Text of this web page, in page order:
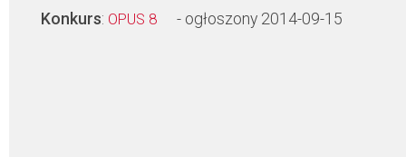
Konkurs: OPUS 8 - ogłoszony 2014-09-15